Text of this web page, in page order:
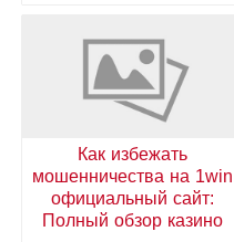
Как избежать
мошенничества на 1win
официальный сайт:
Полный обзор казино